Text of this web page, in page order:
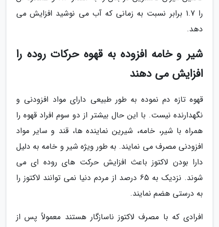
را 1.7 برابر نسبت به زمانی که آب می نوشید افزایش می
دهد.
شیر و خامه افزوده به قهوه حرکات روده را
افزایش می دهند
قهوه تازه دم نموده به طور طبیعی دارای مواد افزودنی و
نگهدارنده نیست. با این حال بیشتر از دو سوم افراد قهوه را
همراه با شیر، خامه، شیرین نماینده ها، قند و سایر مواد
افزودنی مصرف می نمایند. به طور ویژه شیر و خامه به دلیل
دارا بودن لاکتوز باعث افزایش حرکت های روده ای می
شوند. نزدیک به 65 درصد از مردم دنیا نمی توانند لاکتوز را
به درستی هضم نمایند.
افرادی که با مصرف لاکتوز ناسازگار هستند معمولاً پس از